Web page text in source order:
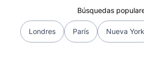
Búsquedas
Londres París Nueva York